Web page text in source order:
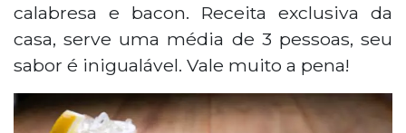
calabresa e bacon. Receita exclusiva da
casa, serve uma média de 3 pessoas, seu
sabor é inigualável. Vale muito a pena!